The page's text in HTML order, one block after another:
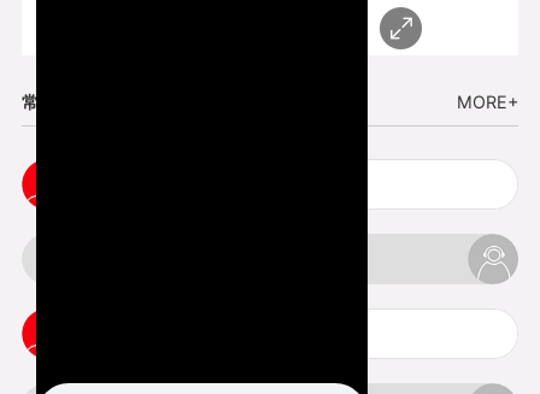
常见问题 MORE+